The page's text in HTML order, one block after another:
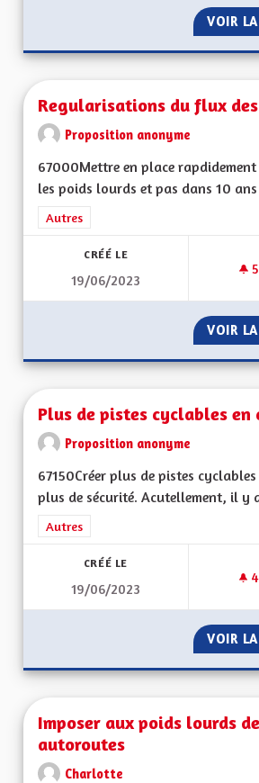
VOIR
Regularisations du flux
Proposition anonyme
67000Mettre en place
les poids lourds et pas dans 10 ans
Filtrer les résultats de la catégorie :
Autres
CRÉÉ LE
19/06/2023
VOIR
Plus de pistes cyclables en
Proposition anonyme
67150Créer plus de pistes
plus de sécurité. Acutellement, il y
Filtrer les résultats de la catégorie :
Autres
CRÉÉ LE
19/06/2023
VOIR
Imposer aux poids lourds
autoroutes
Charlotte